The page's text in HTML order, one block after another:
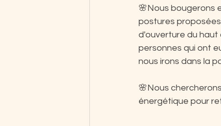
🌸Nous bougerons
postures
d'ouverture du haut
personnes qui ont
nous irons dans la
🌸Nous
énergétique pour